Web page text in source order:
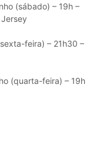
(sábado) – 19h –
feira) – 21h30 –
(quarta-feira) – 19h